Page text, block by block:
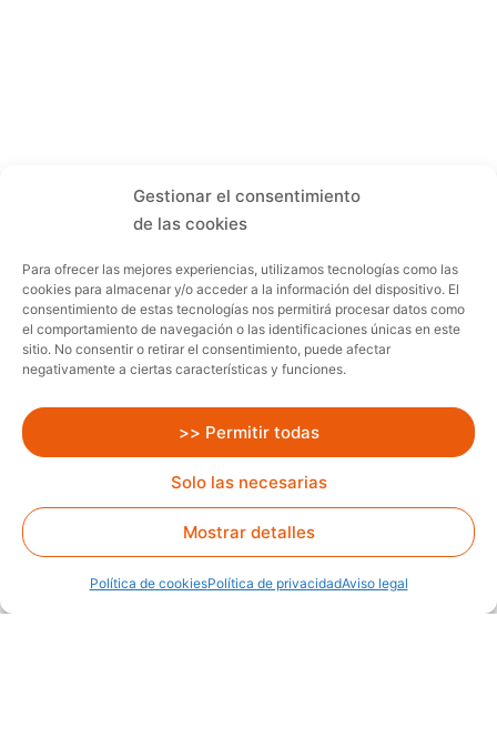
Gestionar el consentimiento
de las cookies
Para ofrecer las mejores experiencias, utilizamos tecnologías como las
cookies para almacenar y/o acceder a la información del dispositivo. El
consentimiento de estas tecnologías nos permitirá procesar datos como
el comportamiento de navegación o las identificaciones únicas en este
sitio. No consentir o retirar el consentimiento, puede afectar
negativamente a ciertas características y funciones.
>> Permitir todas
Solo las necesarias
Mostrar detalles
Política de cookiesPolítica de privacidadAviso legal